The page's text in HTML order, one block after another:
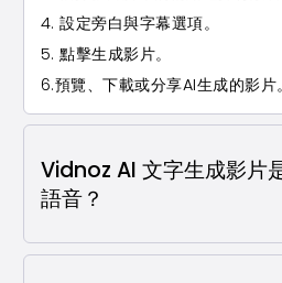
4. 設定旁白與字幕選項。
5. 點擊生成影片。
6.預覽、下載或分享AI生成的影片。
Vidnoz AI 文字生成影片
語音？